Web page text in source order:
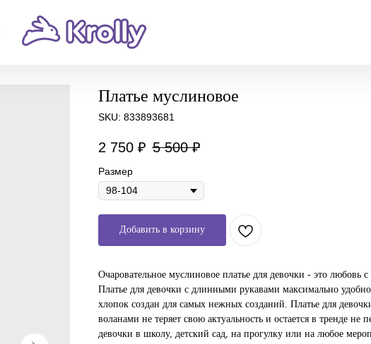
Платье муслиновое
SKU: 833893681
2 750 ₽ 5 500 ₽
Размер
Добавить в корзину
Очаровательное муслиновое платье для девочки - это любовь
Платье для девочки с длинными рукавами максимально
хлопок создан для самых нежных созданий. Платье для
воланами не теряет свою актуальность и остается в тренде не
девочки в школу, детский сад, на прогулку или на любое